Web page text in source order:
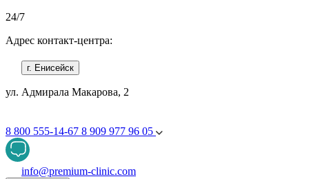
24/7
Адрес контакт-центра:
г. Енисейск
ул. Адмирала Макарова, 2
8 800 555-14-67 8 909 977 96 05
info@premium-clinic.com